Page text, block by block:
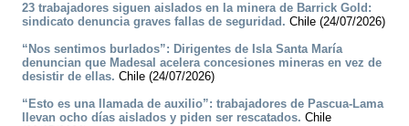
23 trabajadores siguen aislados en la minera de Barrick Gold:
sindicato denuncia graves fallas de seguridad. Chile (24/07/2026)
“Nos sentimos burlados”: Dirigentes de Isla Santa María
denuncian que Madesal acelera concesiones mineras en vez de
desistir de ellas. Chile (24/07/2026)
“Esto es una llamada de auxilio”: trabajadores de Pascua-Lama
llevan ocho días aislados y piden ser rescatados. Chile